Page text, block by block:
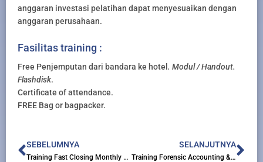
anggaran investasi pelatihan dapat menyesuaikan dengan
anggaran perusahaan.
Fasilitas training :
Free Penjemputan dari bandara ke hotel . Modul / Handout.
Flashdisk.
Certificate of attendance.
FREE Bag or bagpacker.
Prev
SEBELUMNYA
Training Fast Closing Monthly and Year-End Accounts
SELANJUTNYA
Training Forensic Accounting & Investigative Audit